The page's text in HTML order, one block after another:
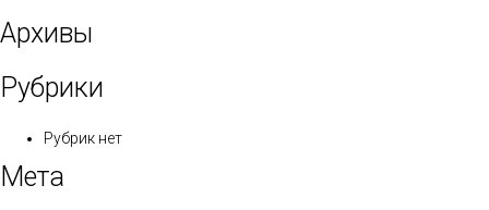
Архивы
Рубрики
Рубрик нет
Мета